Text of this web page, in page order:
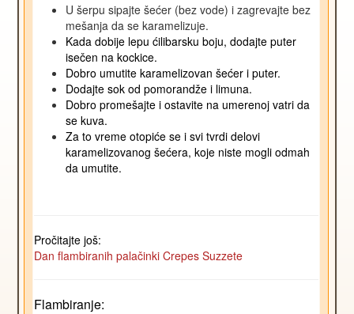
U šerpu sipajte šećer (bez vode) i zagrevajte bez
mešanja da se karamelizuje.
Kada dobije lepu ćilibarsku boju, dodajte puter
isečen na kockice.
Dobro umutite karamelizovan šećer i puter.
Dodajte sok od pomorandže i limuna.
Dobro promešajte i ostavite na umerenoj vatri da
se kuva.
Za to vreme otopiće se i svi tvrdi delovi
karamelizovanog šećera, koje niste mogli odmah
da umutite.
Pročitajte još:
Dan flambiranih palačinki Crepes Suzzete
Flambiranje: